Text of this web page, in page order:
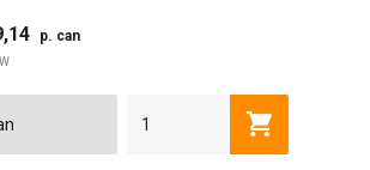
winkelwagen
p. can
Toevoegen